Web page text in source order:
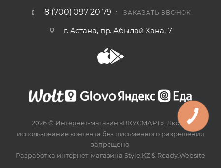
8 (700) 097 20 79 ЗАКАЗАТЬ ЗВОНОК
г. Астана, пр. Абылай Хана, 7
2026 © Интернет-магазин «ВКУСМАРТ». Любое
использование контента без письменного разрешения
запрещено.
Разработка интернет-магазина Style.KZ& Ready.Website